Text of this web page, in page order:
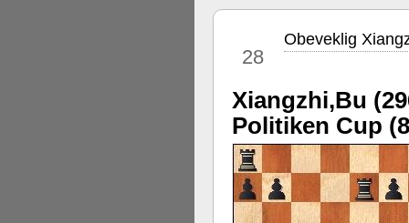
28
Obeveklig
Xiangzhi,Bu
Politiken Cup